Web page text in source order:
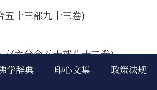
学辞典 印心文集 政策法规